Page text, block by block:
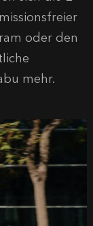
oder den
mehr.